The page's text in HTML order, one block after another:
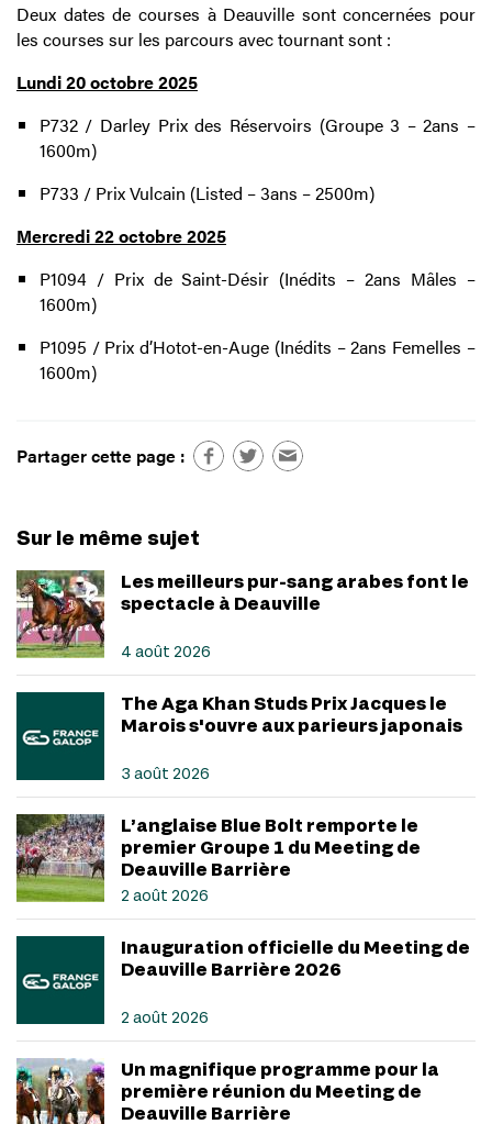
Deux dates de courses à Deauville sont concernées pour
les courses sur les parcours avec tournant sont :
Lundi 20 octobre 2025
P732 / Darley Prix des Réservoirs (Groupe 3 – 2ans –
1600m)
P733 / Prix Vulcain (Listed – 3ans – 2500m)
Mercredi 22 octobre 2025
P1094 / Prix de Saint-Désir (Inédits – 2ans Mâles –
1600m)
P1095 / Prix d’Hotot-en-Auge (Inédits – 2ans Femelles –
1600m)
Partager cette page :
Sur le même sujet
Les meilleurs pur-sang arabes font le
spectacle à Deauville
4 août 2026
The Aga Khan Studs Prix Jacques le
Marois s'ouvre aux parieurs japonais
3 août 2026
L’anglaise Blue Bolt remporte le
premier Groupe 1 du Meeting de
Deauville Barrière
2 août 2026
Inauguration officielle du Meeting de
Deauville Barrière 2026
2 août 2026
Un magnifique programme pour la
première réunion du Meeting de
Deauville Barrière